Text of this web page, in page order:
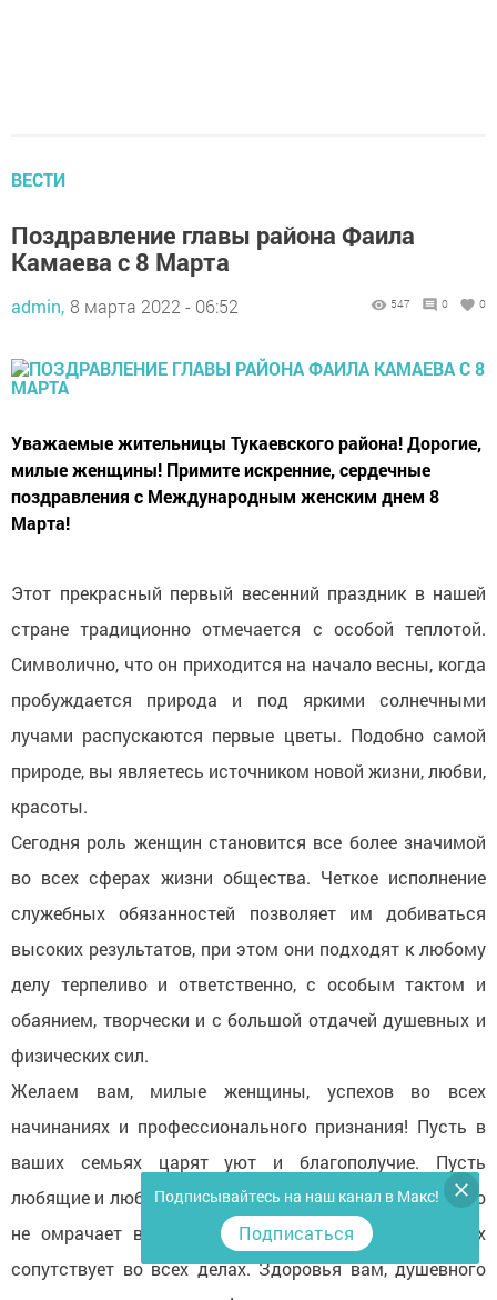
ВЕСТИ
Поздравление главы района Фаила
Камаева с 8 Марта
admin, 8 марта 2022 - 06:52 547 0 0
Уважаемые жительницы Тукаевского района! Дорогие,
милые женщины! Примите искренние, сердечные
поздравления с Международным женским днем 8
Марта!
Этот прекрасный первый весенний праздник в нашей
стране традиционно отмечается с особой теплотой.
Символично, что он приходится на начало весны, когда
пробуждается природа и под яркими солнечными
лучами распускаются первые цветы. Подобно самой
природе, вы являетесь источником новой жизни, любви,
красоты.
Сегодня роль женщин становится все более значимой
во всех сферах жизни общества. Четкое исполнение
служебных обязанностей позволяет им добиваться
высоких результатов, при этом они подходят к любому
делу терпеливо и ответственно, с особым тактом и
обаянием, творчески и с большой отдачей душевных и
физических сил.
Желаем вам, милые женщины, успехов во всех
начинаниях и профессионального признания! Пусть в
ваших семьях царят уют и благополучие. Пусть
любящие и любимые оберегают вас от невзгод, и ничто
не омрачает вашего женского счастья. Пусть успех
сопутствует во всех делах. Здоровья вам, душевного
Подписывайтесь на наш канал в Макс!
Подписаться